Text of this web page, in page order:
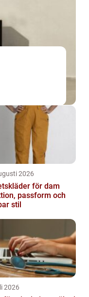
2026
för dam
passform och
stil
2026